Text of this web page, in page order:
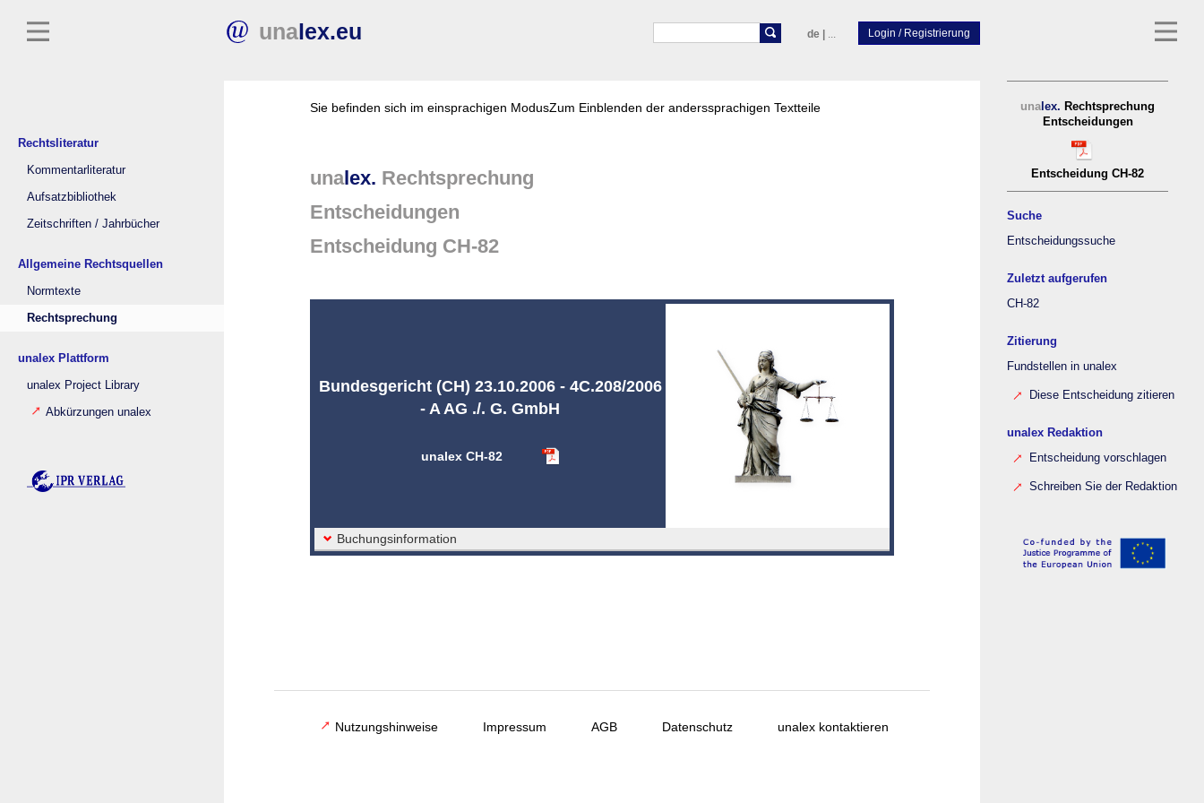
unalex.eu de |
Rechtsliteratur
Kommentarliteratur
Aufsatzbibliothek
Zeitschriften / Jahrbücher
Allgemeine Rechtsquellen
Normtexte
Rechtsprechung
unalex Plattform
unalex Project Library
Abkürzungen unalex
una lex. Rechtsprechung
Entscheidungen
Entscheidung CH-82
Suche
Entscheidungssuche
Zuletzt aufgerufen
CH-82
Zitierung
Fundstellen in unalex
Diese Entscheidung zitieren
unalex Redaktion
Entscheidung vorschlagen
Schreiben Sie der Redaktion
Sie befinden sich im einsprachigen ModusZum Einblenden der anderssprachigen Textteile
unalex. Rechtsprechung
Entscheidungen
Entscheidung CH-82
Bundesgericht (CH) 23.10.2006 - 4C.208/2006
- A AG ./. G. GmbH
unalex CH-82
Buchungsinformation
Nutzungshinweise Impressum AGB Datenschutz unalex kontaktieren